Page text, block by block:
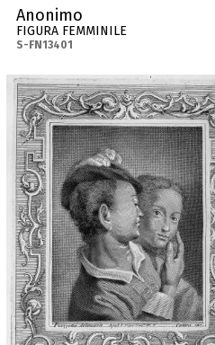
Anonimo
FIGURA FEMMINILE
S-FN13401